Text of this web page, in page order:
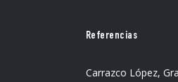
Referencias
Carrazco López,